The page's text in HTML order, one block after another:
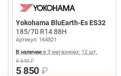
Yokohama BluEarth-Es ES32
185/70 R14 88H
Артикул: 164821
В наличии в 3 магазинах: 12 шт.
6 640₽
5 850 ₽